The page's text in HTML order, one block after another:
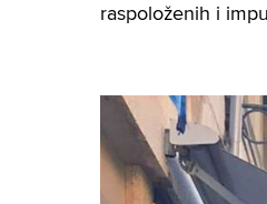
raspoloženih i